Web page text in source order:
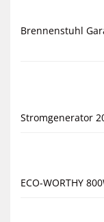
Brennenstuhl
Stromgenerator
ECO-WORTHY